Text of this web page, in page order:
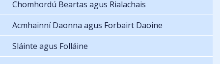
Chomhordú Beartas agus Rialachais
Acmhainní Daonna agus Forbairt Daoine
Sláinte agus Folláine